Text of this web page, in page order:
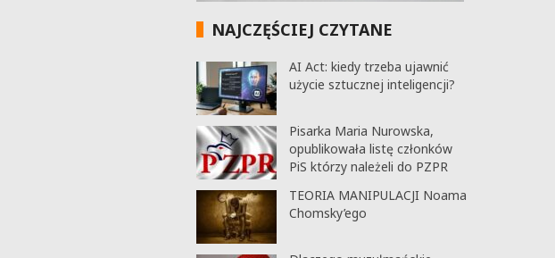
NAJCZĘŚCIEJ CZYTANE
AI Act: kiedy trzeba ujawnić
użycie sztucznej inteligencji?
Pisarka Maria Nurowska,
opublikowała listę członków
PiS którzy należeli do PZPR
TEORIA MANIPULACJI Noama
Chomsky’ego